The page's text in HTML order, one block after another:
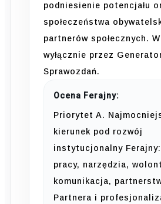
podniesienie potencjału
społeczeństwa
partnerów społecznych.
wyłącznie przez
Sprawozdań.
Ocena Ferajny:
Priorytet A.
kierunek pod rozwój
instytucjonalny
pracy, narzędzia,
komunikacja,
Partnera i